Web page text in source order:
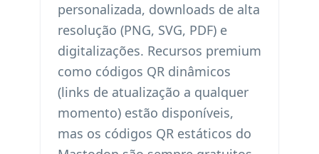
personalizada, downloads de alta
resolução (PNG, SVG, PDF) e
digitalizações. Recursos premium
como códigos QR dinâmicos
(links de atualização a qualquer
momento) estão disponíveis,
mas os códigos QR estáticos do